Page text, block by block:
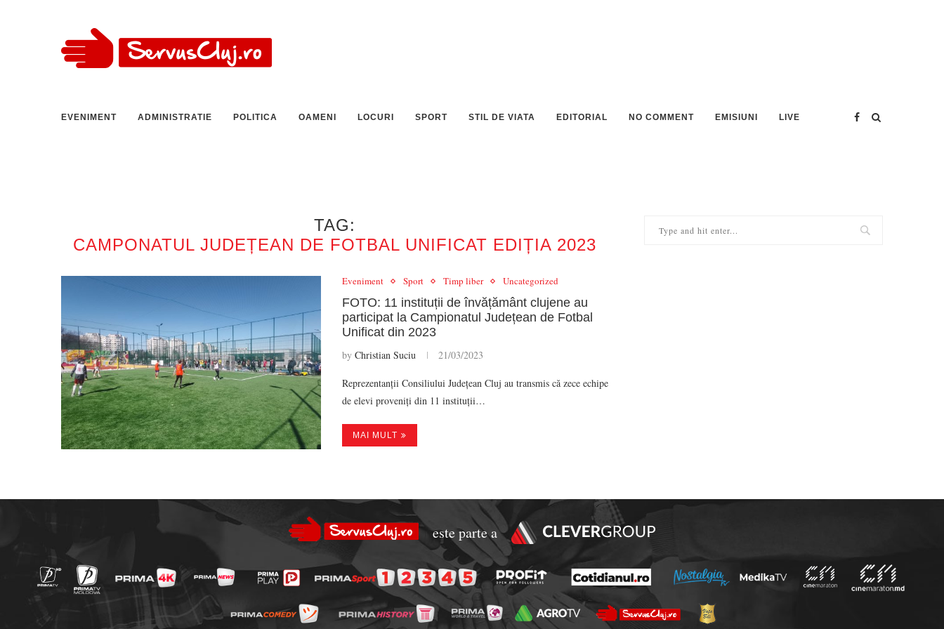
EVENIMENT ADMINISTRATIE POLITICA OAMENI LOCURI SPORT STIL DE VIATA EDITORIAL NO COMMENT EMISIUNI LIVE
TAG:
CAMPONATUL JUDEȚEAN DE FOTBAL UNIFICAT EDIȚIA 2023
Eveniment Sport Timp liber Uncategorized
FOTO: 11 instituții de învățământ clujene au
participat la Campionatul Județean de Fotbal
Unificat din 2023
by Christian Suciu 21/03/2023
Reprezentanții Consiliului Județean Cluj au transmis că zece echipe
de elevi proveniți din 11 instituții…
MAI MULT
este parte a